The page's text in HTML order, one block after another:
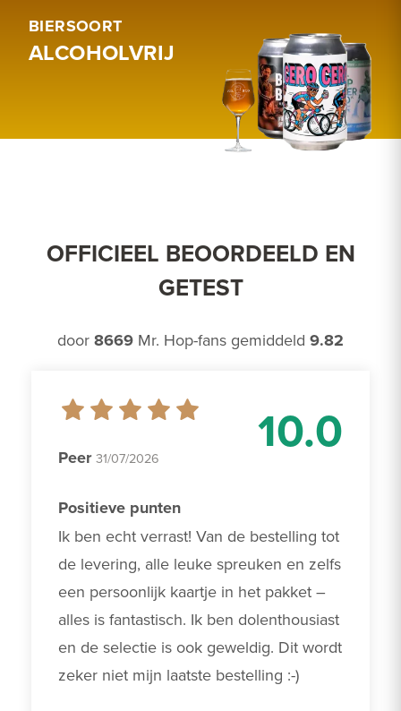
BIERSOORT
ALCOHOLVRIJ
OFFICIEEL BEOORDEELD EN
GETEST
door 8669 Mr. Hop-fans gemiddeld 9.82
10.0
Peer 31/07/2026
Positieve punten
Ik ben echt verrast! Van de bestelling tot
de levering, alle leuke spreuken en zelfs
een persoonlijk kaartje in het pakket –
alles is fantastisch. Ik ben dolenthousiast
en de selectie is ook geweldig. Dit wordt
zeker niet mijn laatste bestelling :-)